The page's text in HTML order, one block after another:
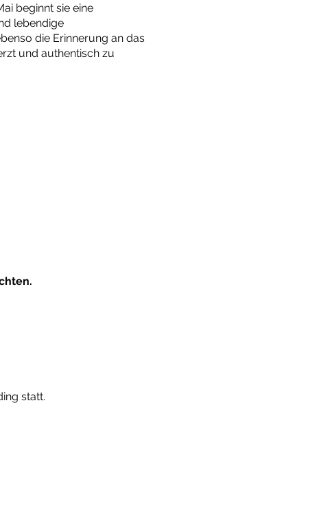
beginnt sie eine
lebendige
die Erinnerung an das
und authentisch zu
statt.